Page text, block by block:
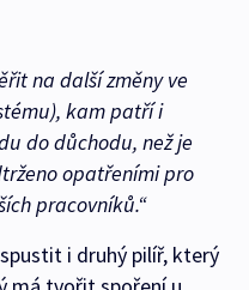
na další změny ve
kam patří i
do důchodu, než je
opatřeními pro
pracovníků.“
i druhý pilíř, který